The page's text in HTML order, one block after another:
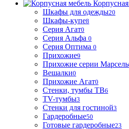
Шкафы для одежды20
Шкафы-купе8
Серия Агат0
Серия Альфа 0
Серия Оптима 0
Прихожие9
Прихожие серии Марсель
Вешалки0
Прихожие Агат0
Стенки, тумбы ТВ6
TV-тумбы3
Стенки для гостиной3
Гардеробные50
Готовые гардеробные23